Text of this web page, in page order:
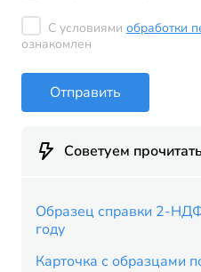
С условиями обработки
ознакомлен
Отправить
Советуем прочитать
Образец справки 2-
году
Карточка с образцами